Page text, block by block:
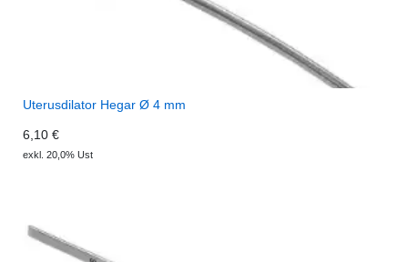
Uterusdilator Hegar Ø 4 mm
6,10 €
exkl. 20,0% Ust